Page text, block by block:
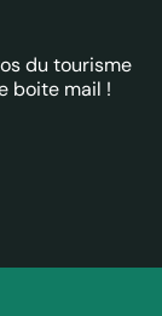
du tourisme
boite mail !